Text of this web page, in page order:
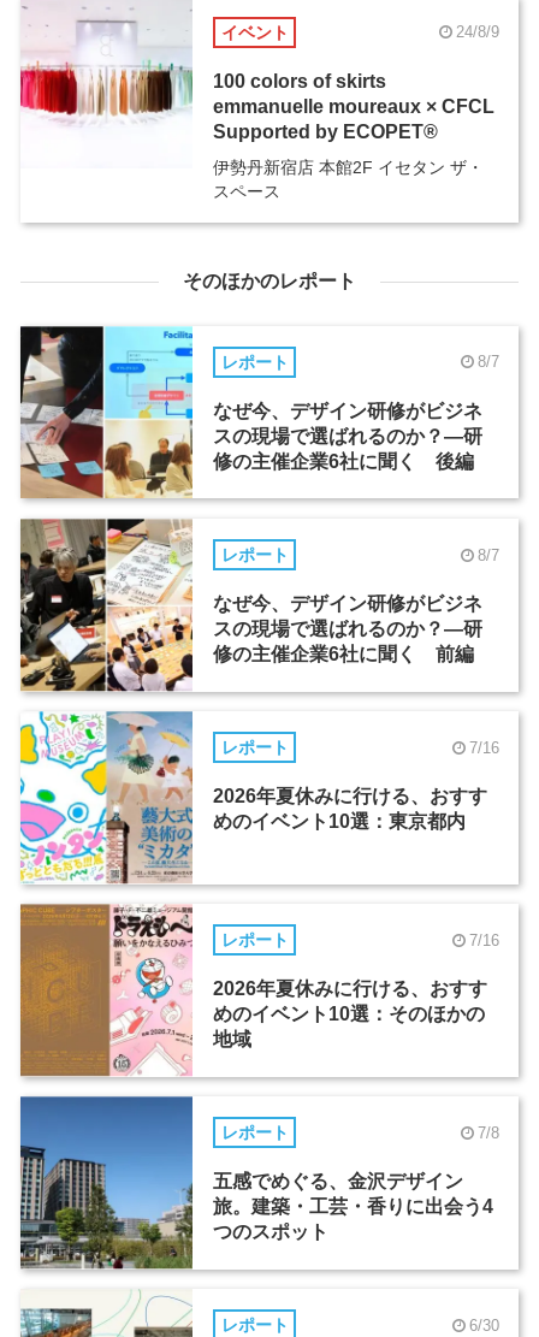
イベント 24/8/9
100 colors of skirts
emmanuelle moureaux × CFCL
Supported by ECOPET®
伊勢丹新宿店 本館2F イセタン ザ・
スペース
そのほかのレポート
レポート 8/7
なぜ今、デザイン研修がビジネ
スの現場で選ばれるのか？―研
修の主催企業6社に聞く 後編
レポート 8/7
なぜ今、デザイン研修がビジネ
スの現場で選ばれるのか？―研
修の主催企業6社に聞く 前編
レポート 7/16
2026年夏休みに行ける、おすす
めのイベント10選：東京都内
レポート 7/16
2026年夏休みに行ける、おすす
めのイベント10選：そのほかの
地域
レポート 7/8
五感でめぐる、金沢デザイン
旅。建築・工芸・香りに出会う4
つのスポット
レポート 6/30